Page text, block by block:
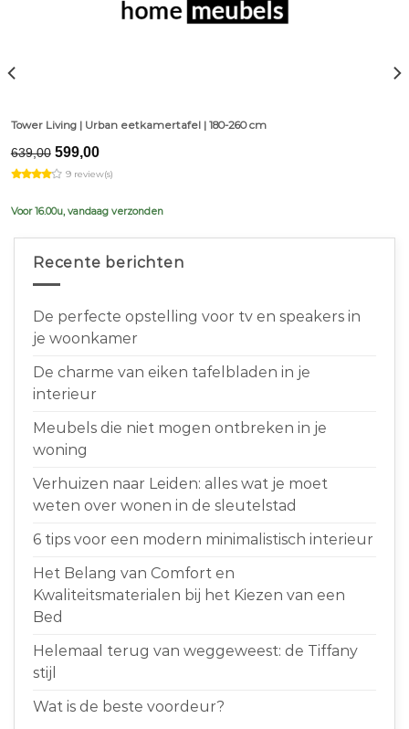
Tower Living | Urban eetkamertafel | 180-260 cm
639,00 Original
price
was:
599,00Current
is:
9 review(s)
Voor 16.00u, vandaag verzonden
Recente berichten
De perfecte opstelling voor tv en speakers in
je woonkamer
De charme van eiken tafelbladen in je
interieur
Meubels die niet mogen ontbreken in je
woning
Verhuizen naar Leiden: alles wat je moet
weten over wonen in de sleutelstad
6 tips voor een modern minimalistisch interieur
Het Belang van Comfort en
Kwaliteitsmaterialen bij het Kiezen van een
Bed
Helemaal terug van weggeweest: de Tiffany
stijl
Wat is de beste voordeur?